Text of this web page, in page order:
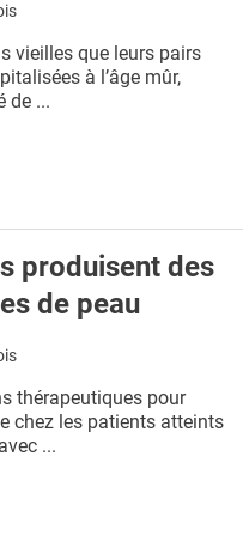
vieilles que leurs pairs
à l’âge mûr,
de ...
produisent des
de peau
thérapeutiques pour
chez les patients atteints
...